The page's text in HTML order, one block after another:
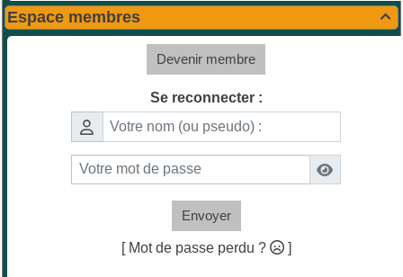

Espace membres
Devenir membre
Se reconnecter :
Envoyer
[ Mot de passe perdu ? ]